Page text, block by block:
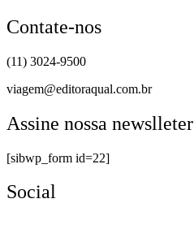
Contate-nos
(11) 3024-9500
viagem@editoraqual.com.br
Assine nossa newslleter
[sibwp_form id=22]
Social